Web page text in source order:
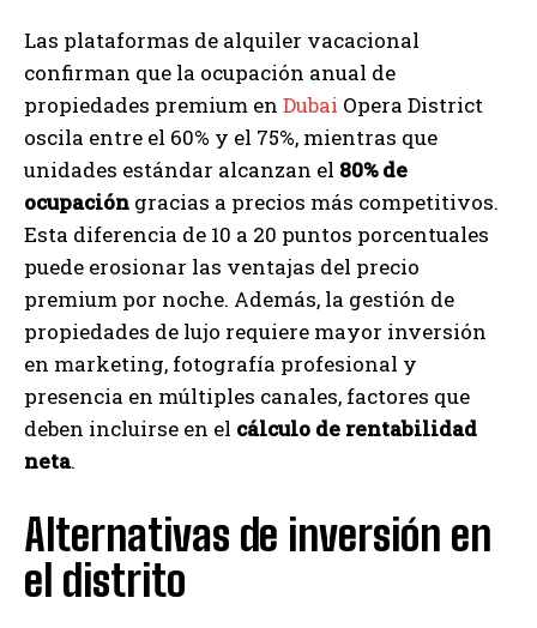
Las plataformas de alquiler vacacional
confirman que la ocupación anual de
propiedades premium en Dubai Opera District
oscila entre el 60% y el 75%, mientras que
unidades estándar alcanzan el 80% de
ocupación gracias a precios más competitivos.
Esta diferencia de 10 a 20 puntos porcentuales
puede erosionar las ventajas del precio
premium por noche. Además, la gestión de
propiedades de lujo requiere mayor inversión
en marketing, fotografía profesional y
presencia en múltiples canales, factores que
deben incluirse en el cálculo de rentabilidad
neta.
Alternativas de inversión en
el distrito